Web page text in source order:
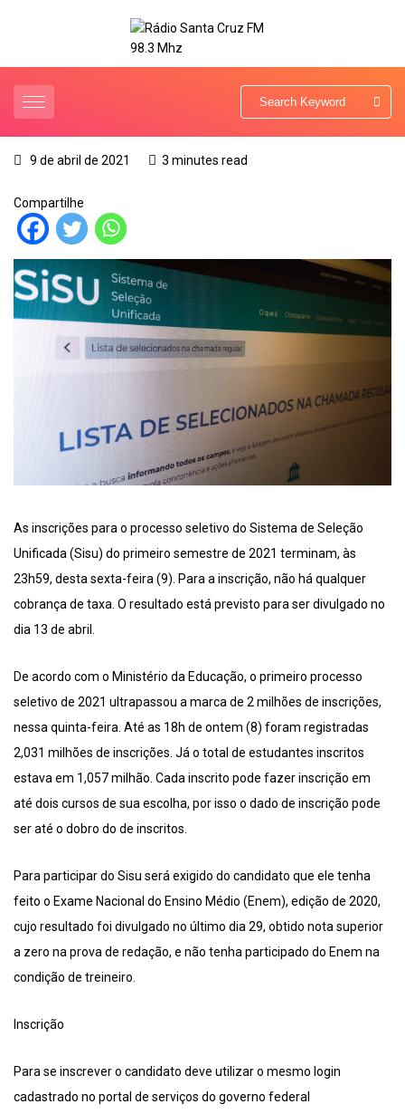
9 de abril de 2021 3 minutes read
Compartilhe
As inscrições para o processo seletivo do Sistema de Seleção
Unificada (Sisu) do primeiro semestre de 2021 terminam, às
23h59, desta sexta-feira (9). Para a inscrição, não há qualquer
cobrança de taxa. O resultado está previsto para ser divulgado no
dia 13 de abril.
De acordo com o Ministério da Educação, o primeiro processo
seletivo de 2021 ultrapassou a marca de 2 milhões de inscrições,
nessa quinta-feira. Até as 18h de ontem (8) foram registradas
2,031 milhões de inscrições. Já o total de estudantes inscritos
estava em 1,057 milhão. Cada inscrito pode fazer inscrição em
até dois cursos de sua escolha, por isso o dado de inscrição pode
ser até o dobro do de inscritos.
Para participar do Sisu será exigido do candidato que ele tenha
feito o Exame Nacional do Ensino Médio (Enem), edição de 2020,
cujo resultado foi divulgado no último dia 29, obtido nota superior
a zero na prova de redação, e não tenha participado do Enem na
condição de treineiro.
Inscrição
Para se inscrever o candidato deve utilizar o mesmo login
cadastrado no portal de serviços do governo federal